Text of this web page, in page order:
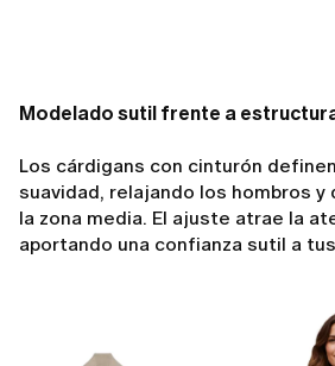
Modelado sutil frente a
Los cárdigans con cinturón
suavidad, relajando los hombros y
la zona media. El ajuste atrae la
aportando una confianza sutil a